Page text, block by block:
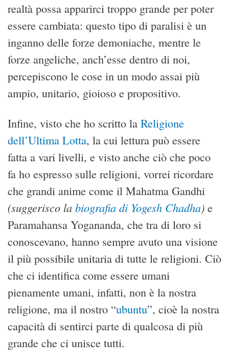
realtà possa apparirci troppo grande per poter
essere cambiata: questo tipo di paralisi è un
inganno delle forze demoniache, mentre le
forze angeliche, anch’esse dentro di noi,
percepiscono le cose in un modo assai più
ampio, unitario, gioioso e propositivo.
Infine, visto che ho scritto la Religione
dell’Ultima Lotta, la cui lettura può essere
fatta a vari livelli, e visto anche ciò che poco
fa ho espresso sulle religioni, vorrei ricordare
che grandi anime come il Mahatma Gandhi
(suggerisco la biografia di Yogesh Chadha) e
Paramahansa Yogananda, che tra di loro si
conoscevano, hanno sempre avuto una visione
il più possibile unitaria di tutte le religioni. Ciò
che ci identifica come essere umani
pienamente umani, infatti, non è la nostra
religione, ma il nostro “ubuntu”, cioè la nostra
capacità di sentirci parte di qualcosa di più
grande che ci unisce tutti.